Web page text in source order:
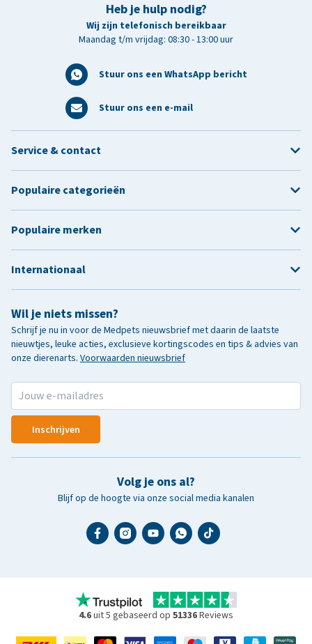
Heb je hulp nodig?
Wij zijn telefonisch bereikbaar
Maandag t/m vrijdag: 08:30 - 13:00 uur
Stuur ons een WhatsApp bericht
Stuur ons een e-mail
Wil je niets missen?
Schrijf je nu in voor de Medpets nieuwsbrief met daarin de laatste
nieuwtjes, leuke acties, exclusieve kortingscodes en tips & advies van
onze dierenarts. Voorwaarden nieuwsbrief
Inschrijven
Volg je ons al?
Blijf op de hoogte via onze social media kanalen
Service & contact
Populaire categorieën
Populaire merken
Internationaal
4.6uit 5 gebaseerd op 51336Reviews